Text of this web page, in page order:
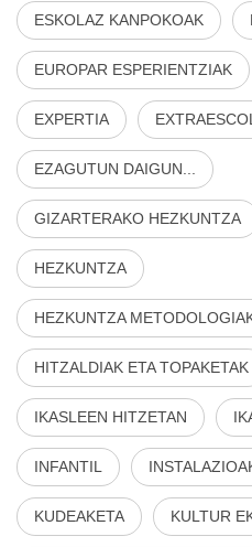
ESKOLAZ KANPOKOAK
EUROPAR ESPERIENTZIAK
EXPERTIA
EZAGUTUN DAIGUN...
GIZARTERAKO HEZKUNTZA
HEZKUNTZA
HEZKUNTZA
HITZALDIAK ETA TOPAKETAK
IKASLEEN HITZETAN
INFANTIL
KUDEAKETA KULTUR